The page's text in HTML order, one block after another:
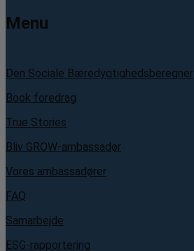
Menu
Den Sociale Bæredygtighedsberegner
Book foredrag
True Stories
Bliv GROW-ambassadør
Vores ambassadører
FAQ
Samarbejde
ESG-rapportering